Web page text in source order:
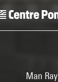
Man Ray